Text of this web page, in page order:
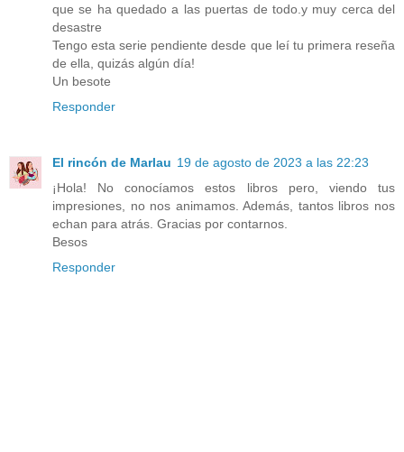
que se ha quedado a las puertas de todo.y muy cerca del
desastre
Tengo esta serie pendiente desde que leí tu primera reseña
de ella, quizás algún día!
Un besote
Responder
El rincón de Marlau 19 de agosto de 2023 a las 22:23
¡Hola! No conocíamos estos libros pero, viendo tus
impresiones, no nos animamos. Además, tantos libros nos
echan para atrás. Gracias por contarnos.
Besos
Responder